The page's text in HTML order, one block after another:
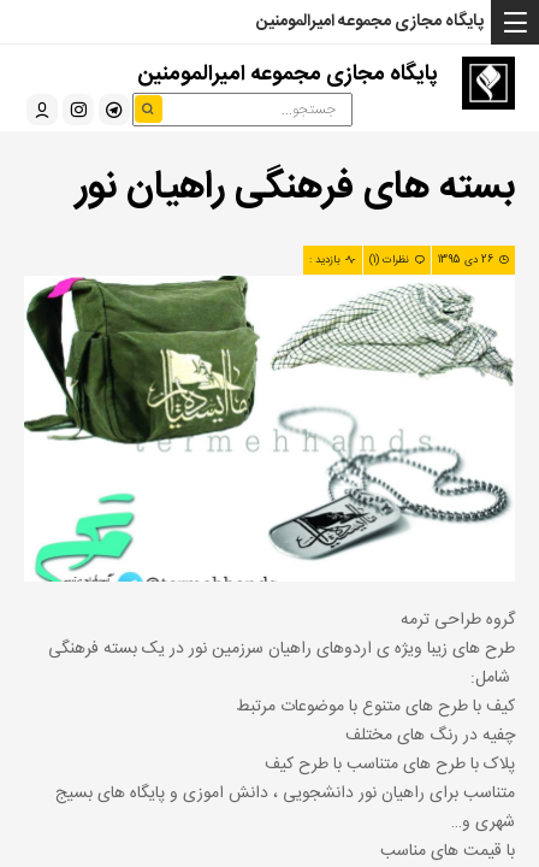
... Read more »" />
... Read more »" />... Read more »" />
پایگاه مجازی مجموعه امیرالمومنین
پایگاه مجازی مجموعه امیرالمومنین
بسته های فرهنگی راهیان نور
26 دی 1395 نظرات (1) بازدید :
گروه طراحی ترمه
طرح های زیبا ویژه ی اردوهای راهیان سرزمین نور در یک بسته فرهنگی
شامل:
کیف با طرح های متنوع با موضوعات مرتبط
چفیه در رنگ های مختلف
پلاک با طرح های متناسب با طرح کیف
متناسب برای راهیان نور دانشجویی ، دانش اموزی و پایگاه های بسیج
شهری و…
با قیمت های مناسب